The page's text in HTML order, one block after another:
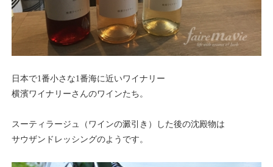
日本で1番小さな1番海に近いワイナリー
横濱ワイナリーさんのワインたち。
スーティラージュ（ワインの澱引き）した後の沈殿物は
サウザンドレッシングのようです。